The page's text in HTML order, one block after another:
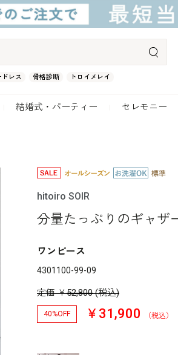
ドレス 骨格診断 トロイメレイ
結婚式・パーティー セレモニー
hitoiro SOIR
分量たっぷりのギャザ
ワンピース
4301100-99-09
定価 ￥52,800 (税込)
40%OFF ￥31,900 （税込）